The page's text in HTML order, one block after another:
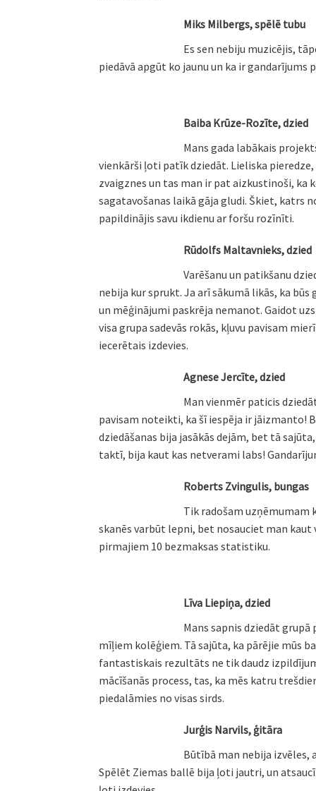
Miks Milbergs, spēlē tubu
Es sen nebiju muzicējis,
piedāvā apgūt ko jaunu un ka ir
Baiba Krūze-Rozīte, dzied
Mans gada labākais
vienkārši ļoti patīk dziedāt. Lieliska
zvaigznes un tas man ir pat aizkustinoši, ka
sagatavošanas laikā gāja gludi. Škiet, katrs
papildinājis savu ikdienu ar foršu rozīnīti.
Rūdolfs Maltavnieks, dzied
Varēšanu un patikšanu
nebija kur sprukt. Ja arī sākumā likās, ka
un mēģinājumi paskrēja nemanot. Gaidot
visa grupa sadevās rokās, kļuvu pavisam
iecerētais izdevies.
Agnese Jercīte, dzied
Man vienmēr paticis
pavisam noteikti, ka šī iespēja ir jāizmanto!
dziedāšanas bija jasākās dejām, bet tā
taktī, bija kaut kas netverami labs!
Roberts Zvingulis, bungas
Tik radošam uzņēmumam
skanēs varbūt lepni, bet nosauciet man kaut
pirmajiem 10 bezmaksas statistiku.
Līva Liepiņa, dzied
Mans sapnis dziedāt
mīļiem kolēģiem. Tā sajūta, ka pārējie mūs
fantastiskais rezultāts ne tik daudz
mācīšanās process, tas, ka mēs katru
piedalāmies no visas sirds.
Jurģis Narvils, ģitāra
Būtībā man nebija izvēles,
Spēlēt Ziemas ballē bija ļoti jautri, un